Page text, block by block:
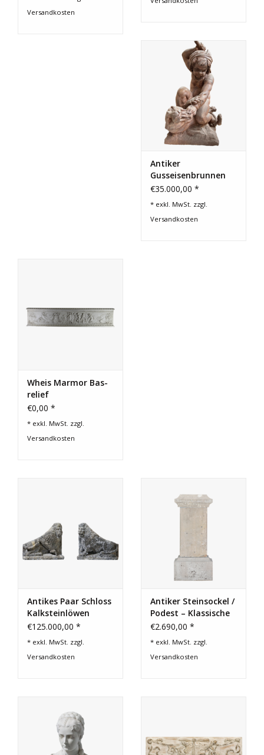
Versandkosten
Antiker
Gusseisenbrunnen
€35.000,00 *
* exkl. MwSt. zzgl.
Versandkosten
Wheis Marmor Bas-
relief
€0,00 *
* exkl. MwSt. zzgl.
Versandkosten
Antikes Paar Schloss
Kalksteinlöwen
€125.000,00 *
* exkl. MwSt. zzgl.
Versandkosten
Antiker Steinsockel /
Podest – Klassische
Quadratische Säule
€2.690,00 *
* exkl. MwSt. zzgl.
Versandkosten